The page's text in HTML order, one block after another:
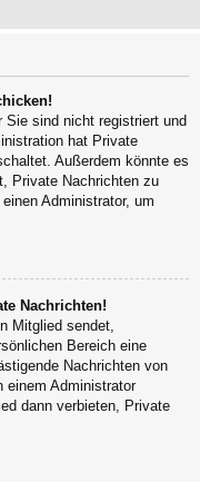
Sie sind nicht registriert und
hat Private
Außerdem könnte es
Private Nachrichten zu
Administrator, um
Nachrichten!
Mitglied sendet,
Bereich eine
Nachrichten von
einem Administrator
dann verbieten, Private